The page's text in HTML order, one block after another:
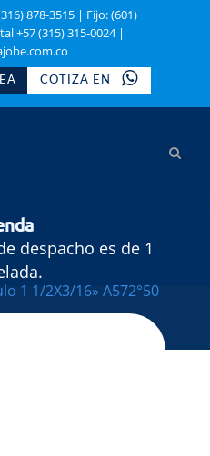
878-3515| Fijo: (601)
+57 (315) 315-0024|
COTIZA EN
despacho es de 1
1 1/2X3/16» A572°50